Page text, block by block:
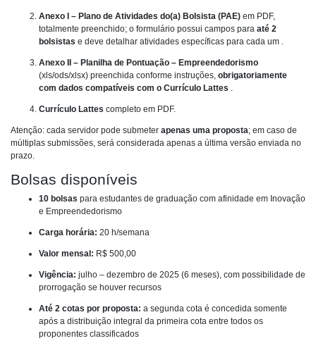
Anexo I – Plano de Atividades do(a) Bolsista (PAE) em PDF,
totalmente preenchido; o formulário possui campos para até 2
bolsistas e deve detalhar atividades específicas para cada um .
Anexo II – Planilha de Pontuação – Empreendedorismo
(xls/ods/xlsx) preenchida conforme instruções, obrigatoriamente
com dados compatíveis com o Currículo Lattes .
Currículo Lattes completo em PDF.
Atenção: cada servidor pode submeter apenas uma proposta; em caso de
múltiplas submissões, será considerada apenas a última versão enviada no
prazo.
Bolsas disponíveis
10 bolsas para estudantes de graduação com afinidade em Inovação
e Empreendedorismo
Carga horária: 20 h/semana
Valor mensal: R$ 500,00
Vigência: julho – dezembro de 2025 (6 meses), com possibilidade de
prorrogação se houver recursos
Até 2 cotas por proposta: a segunda cota é concedida somente
após a distribuição integral da primeira cota entre todos os
proponentes classificados